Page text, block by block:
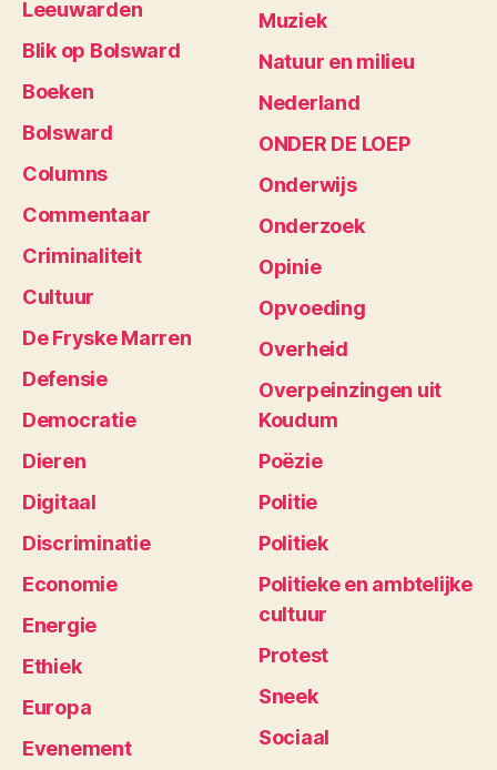
Leeuwarden
Blik op Bolsward
Boeken
Bolsward
Columns
Commentaar
Criminaliteit
Cultuur
De Fryske Marren
Defensie
Democratie
Dieren
Digitaal
Discriminatie
Economie
Energie
Ethiek
Europa
Evenement
Muziek
Natuur en milieu
Nederland
ONDER DE LOEP
Onderwijs
Onderzoek
Opinie
Opvoeding
Overheid
Overpeinzingen uit
Koudum
Poëzie
Politie
Politiek
Politieke en ambtelijke
cultuur
Protest
Sneek
Sociaal